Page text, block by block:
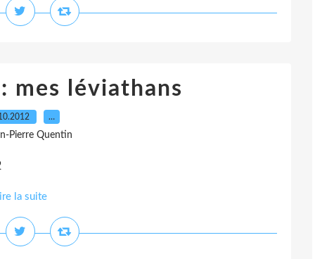
mes léviathans
…
Pierre Quentin
la suite